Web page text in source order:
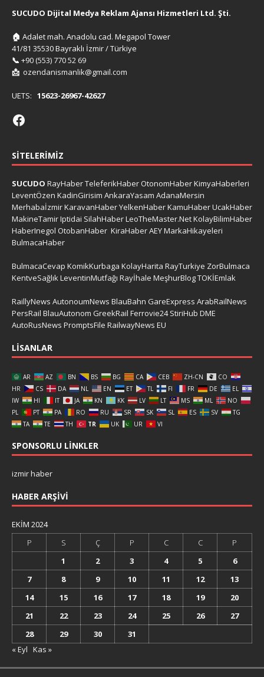
SUCUDO Dijital Medya Reklam Ajansı Hizmetleri Ltd. Şti.
🏠 Adalet mah. Anadolu cad. Megapol Tower
41/81 35530 Bayraklı İzmir / Türkiye
📞 +90 (553) 770 52 69
📩 ozendanismanlik@gmail.com
UETS: 15623-26967-42627
SITELERIMIZ
SUCUDO RayHaberTeleferikHaber OtonomHaberKimyaHaberleri
LeventÖzen KadinGirisim AnkaraYasam AdanaMersin
MerhabaİzmirKaravanHaberYelkenHaberKamuHaberUcakHaber
MakineTamirIptidai SilahHaberLeoTheMaster.NetKolayBilimHaber
HaberInegol OtobanHaber KiraHaberAEYMarkaHikayeleri
BulmacaHaber
BulmacaCevap KomikKurbaga KolayHarita RayTurkiye ZorBulmaca
KentveSağlıkLeventinMutfağı Rayİhale MeşhurBlogTOKİEmlak
RaillyNews AutonoumNews BlauBahn GareExpress ArabRailNews
PersRail BlauAutonom GreekRail Ferrovie24 StiriHub DME
AutoRusNews PromptsFile RailwayNews EU
LISANLAR
AR AZ BN BS BG CA CEB ZH-CN
CO
HR
CS DA NL EN ET TL FI FR DE
EL
IW
HI IT JA KN KK LV LT MS ML
NO
PL
PT PA RO RU SR SK SL ES SV
TG
TA
TE TH TR UK UR VI
SPONSORLU LINKLER
izmir haber
HABER ARŞIVI
EKIM 2024
P
S Ç P C C
P
1
2 3 4 5
6
7
8 9 10 11 12
13
14
15 16 17 18 19
20
21
22 23 24 25 26
27
28
29 30
31
« Eyl Kas »